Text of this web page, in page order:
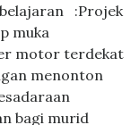
:Projek
muka
motor terdekat
menonton
bagi murid